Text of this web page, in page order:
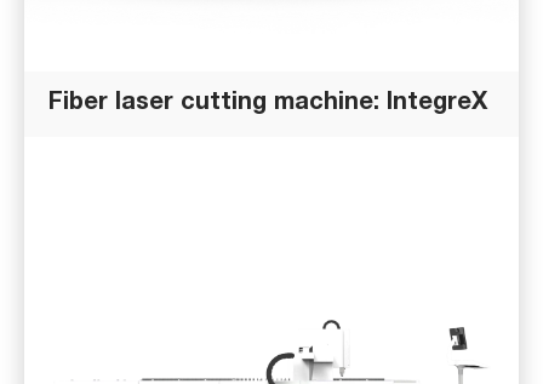
Fiber laser cutting machine: IntegreX